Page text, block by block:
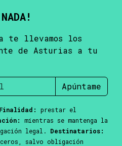
te llevamos los
de Asturias a tu
Apúntame
Finalidad:
prestar el
mientras se mantenga la
legal. Destinatarios:
salvo obligación